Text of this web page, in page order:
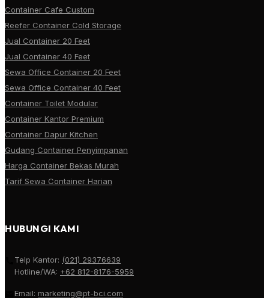
Container Cafe Custom
Reefer Container Cold Storage
Jual Container 20 Feet
Jual Container 40 Feet
Sewa Office Container 20 Feet
Sewa Office Container 40 Feet
Container Toilet Modular
Container Kantor Premium
Container Dapur Kitchen
Gudang Container Penyimpanan
Harga Container Bekas Murah
Tarif Sewa Container Harian
HUBUNGI KAMI
Telp Kantor: (021) 29376639
Hotline/WA: +62 812-8176-5959
Email: marketing@pt-bci.com